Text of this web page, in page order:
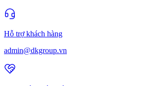
Hỗ trợ khách hàng
admin@dkgroup.vn